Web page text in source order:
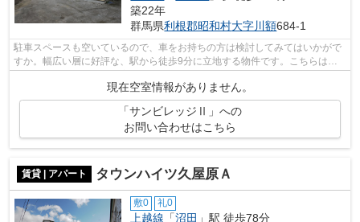
築22年
群馬県利根郡昭和村大字川額684-1
駐車スペースも空いているので、車をお持ちの方は検討してみてはいかがで
すか。幅広い層に好評な、駅から徒歩9分に立地する物件です。こちらはペ
ット相談可の物件です。室内を明るくす...
現在空室情報がありません。
「サンビレッジⅡ」への
お問い合わせはこちら
賃貸 | アパート タウンハイツ久屋原Ａ
敷0 礼0
上越線 「沼田 」駅 徒歩78分